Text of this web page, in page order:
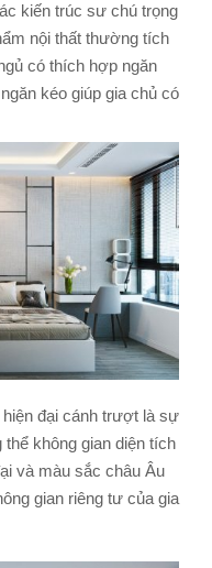
kiến trúc sư chú trọng
nội thất thường tích
có thích hợp ngăn
kéo giúp gia chủ có
hiện đại cánh trượt là sự
không gian diện tích
và màu sắc châu Âu
gian riêng tư của gia